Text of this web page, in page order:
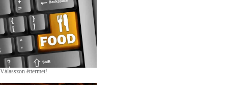
Válasszon éttermet!